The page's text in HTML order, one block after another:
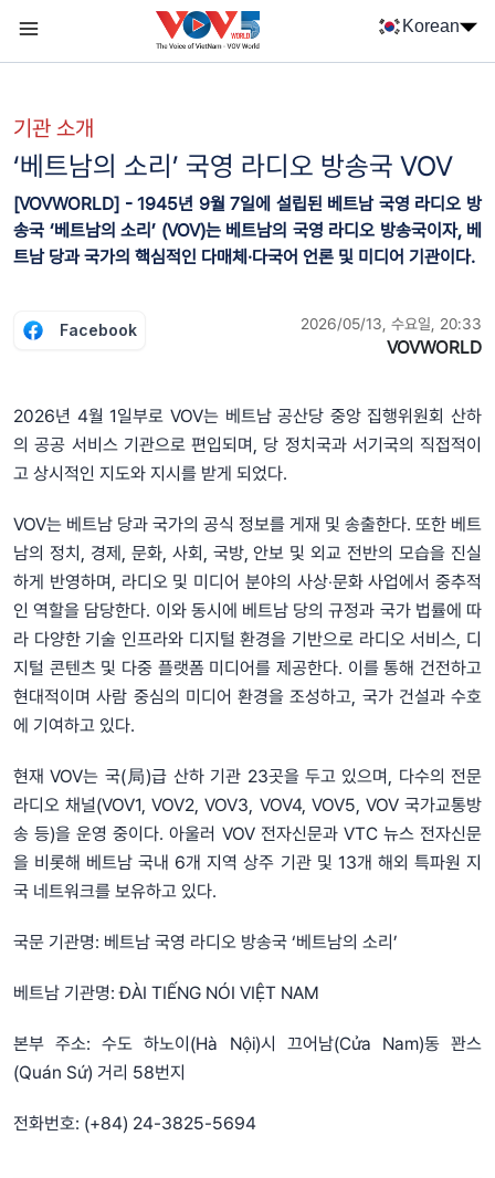
Korean
기관 소개
‘베트남의 소리’ 국영 라디오 방송국 VOV
[VOVWORLD] - 1945년 9월 7일에 설립된 베트남 국영 라디오 방
송국 ‘베트남의 소리’ (VOV)는 베트남의 국영 라디오 방송국이자, 베
트남 당과 국가의 핵심적인 다매체·다국어 언론 및 미디어 기관이다.
Facebook 2026/05/13, 수요일, 20:33
VOVWORLD
2026년 4월 1일부로 VOV는 베트남 공산당 중앙 집행위원회 산하
의 공공 서비스 기관으로 편입되며, 당 정치국과 서기국의 직접적이
고 상시적인 지도와 지시를 받게 되었다.
VOV는 베트남 당과 국가의 공식 정보를 게재 및 송출한다. 또한 베트
남의 정치, 경제, 문화, 사회, 국방, 안보 및 외교 전반의 모습을 진실
하게 반영하며, 라디오 및 미디어 분야의 사상‧문화 사업에서 중추적
인 역할을 담당한다. 이와 동시에 베트남 당의 규정과 국가 법률에 따
라 다양한 기술 인프라와 디지털 환경을 기반으로 라디오 서비스, 디
지털 콘텐츠 및 다중 플랫폼 미디어를 제공한다. 이를 통해 건전하고
현대적이며 사람 중심의 미디어 환경을 조성하고, 국가 건설과 수호
에 기여하고 있다.
현재 VOV는 국(局)급 산하 기관 23곳을 두고 있으며, 다수의 전문
라디오 채널(VOV1, VOV2, VOV3, VOV4, VOV5, VOV 국가교통방
송 등)을 운영 중이다. 아울러 VOV 전자신문과 VTC 뉴스 전자신문
을 비롯해 베트남 국내 6개 지역 상주 기관 및 13개 해외 특파원 지
국 네트워크를 보유하고 있다.
국문 기관명: 베트남 국영 라디오 방송국 ‘베트남의 소리’
베트남 기관명: ĐÀI TIẾNG NÓI VIỆT NAM
본부 주소: 수도 하노이(Hà Nội)시 끄어남(Cửa Nam)동 꽌스
(Quán Sứ) 거리 58번지
전화번호: (+84) 24-3825-5694